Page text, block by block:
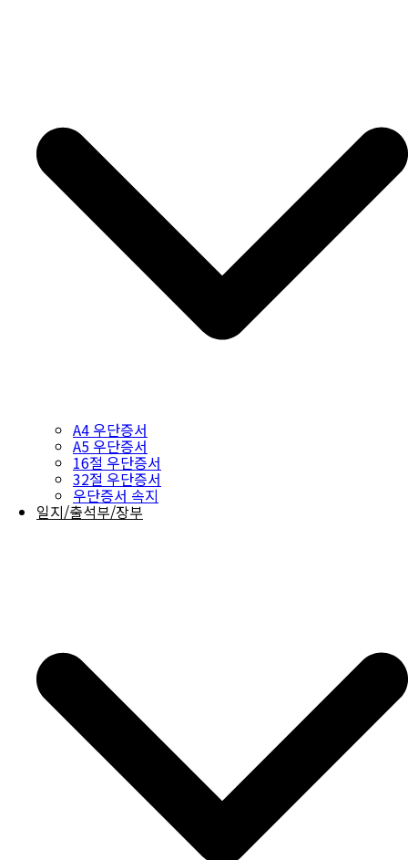
A4 우단증서
A5 우단증서
16절 우단증서
32절 우단증서
우단증서 속지
일지/출석부/장부